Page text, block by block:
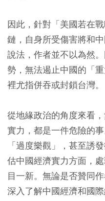
因此，針對「美國若在
鏈，自身所受傷害將和
說法，作者並不以為然
勢，無法遏止中國的「
裡尤指併吞或封鎖台灣。
從地緣政治的角度來看
實力，都是一件危險的
「過度樂觀」，甚至誘
估中國經濟實力方面，
目一新。無論是否贊同
深入了解中國經濟和國際